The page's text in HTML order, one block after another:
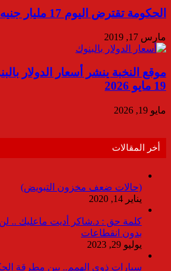
الحكومة تقترض اليوم 17 مليار جنيه من البنوك
مارس 17, 2019
موقع النخبة ينشر أسعار الدولار
19 مايو 2026
مايو 19, 2026
أخر المقالات
(حالات ضعف مخزون التبويض)
يناير 14, 2020
بدون انقطاعات
يوليو 29, 2023
سيارات ذوى الهمم.. بين مطرقة